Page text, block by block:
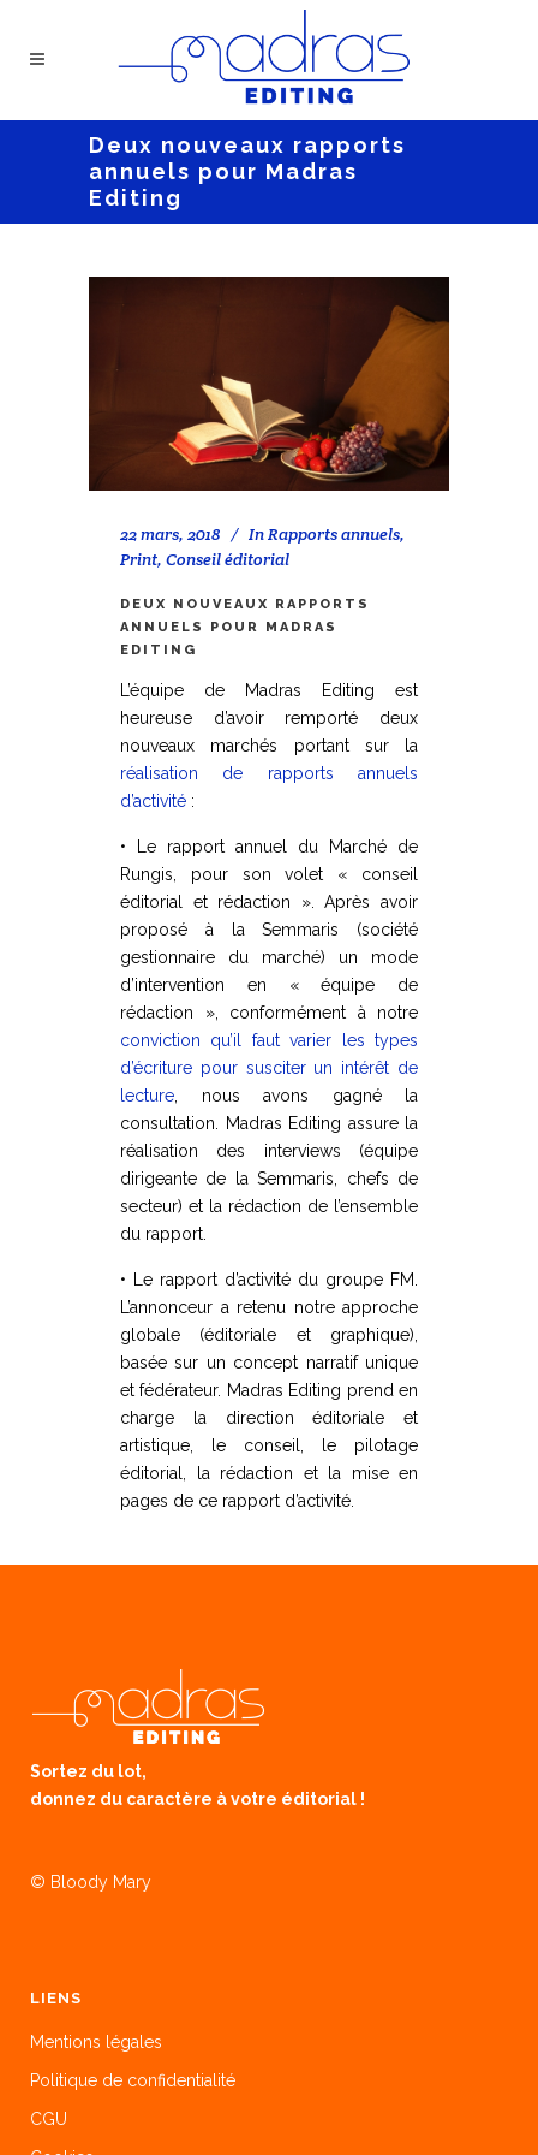
Deux nouveaux rapports
annuels pour Madras
Editing
22 mars, 2018 InRapports annuels,
Print, Conseil éditorial
DEUX NOUVEAUX RAPPORTS
ANNUELS POUR MADRAS
EDITING
L’équipe de Madras Editing est
heureuse d’avoir remporté deux
nouveaux marchés portant sur la
réalisation de rapports annuels
d’activité :
• Le rapport annuel du Marché de
Rungis, pour son volet « conseil
éditorial et rédaction ». Après avoir
proposé à la Semmaris (société
gestionnaire du marché) un mode
d’intervention en « équipe de
rédaction », conformément à notre
conviction qu’il faut varier les types
d’écriture pour susciter un intérêt de
lecture , nous avons gagné la
consultation. Madras Editing assure la
réalisation des interviews (équipe
dirigeante de la Semmaris, chefs de
secteur) et la rédaction de l’ensemble
du rapport.
• Le rapport d’activité du groupe FM.
L’annonceur a retenu notre approche
globale (éditoriale et graphique),
basée sur un concept narratif unique
et fédérateur. Madras Editing prend en
charge la direction éditoriale et
artistique, le conseil, le pilotage
éditorial, la rédaction et la mise en
pages de ce rapport d’activité.
Sortez du lot,
donnez du caractère à votre éditorial !
© Bloody Mary
LIENS
Mentions légales
Politique de confidentialité
CGU